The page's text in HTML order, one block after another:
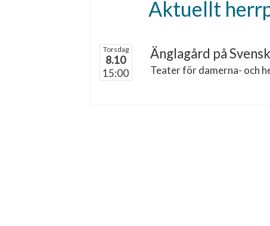
Aktuellt
Torsdag
8.10
15:00
Änglagård på
Teater för damerna- och